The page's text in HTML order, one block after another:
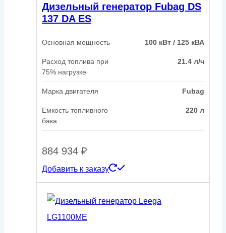
Дизельный генератор Fubag DS
137 DA ES
Основная мощность 100 кВт / 125 кВА
Расход топлива при
75% нагрузке
21.4 л/ч
Марка двигателя Fubag
Емкость топливного
бака
220 л
884 934 ₽
Добавить к заказу